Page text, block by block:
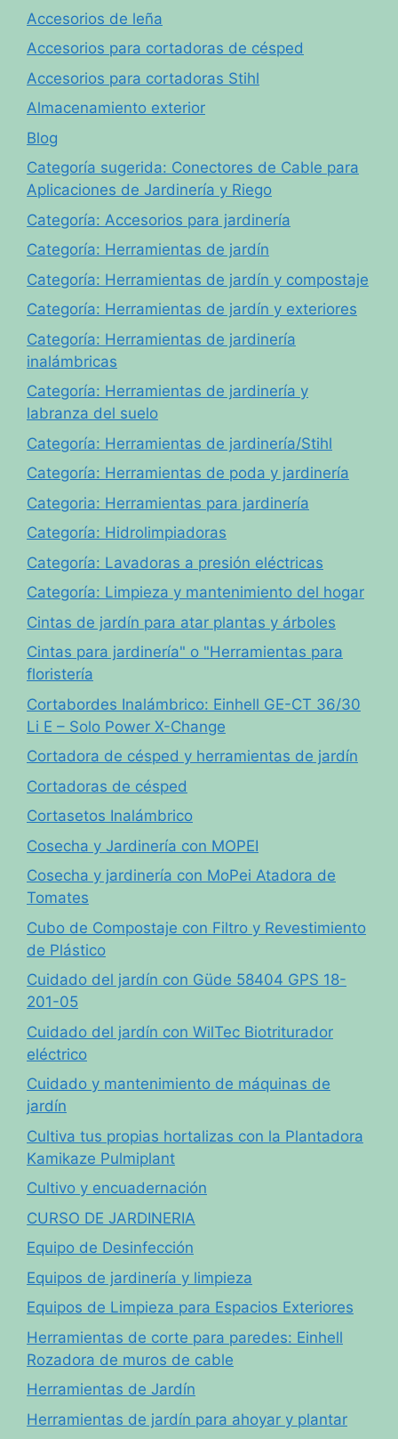
Accesorios de leña
Accesorios para cortadoras de césped
Accesorios para cortadoras Stihl
Almacenamiento exterior
Blog
Categoría sugerida: Conectores de Cable para
Aplicaciones de Jardinería y Riego
Categoría: Accesorios para jardinería
Categoría: Herramientas de jardín
Categoría: Herramientas de jardín y compostaje
Categoría: Herramientas de jardín y exteriores
Categoría: Herramientas de jardinería
inalámbricas
Categoría: Herramientas de jardinería y
labranza del suelo
Categoría: Herramientas de jardinería/Stihl
Categoría: Herramientas de poda y jardinería
Categoria: Herramientas para jardinería
Categoría: Hidrolimpiadoras
Categoría: Lavadoras a presión eléctricas
Categoría: Limpieza y mantenimiento del hogar
Cintas de jardín para atar plantas y árboles
Cintas para jardinería" o "Herramientas para
floristería
Cortabordes Inalámbrico: Einhell GE-CT 36/30
Li E – Solo Power X-Change
Cortadora de césped y herramientas de jardín
Cortadoras de césped
Cortasetos Inalámbrico
Cosecha y Jardinería con MOPEI
Cosecha y jardinería con MoPei Atadora de
Tomates
Cubo de Compostaje con Filtro y Revestimiento
de Plástico
Cuidado del jardín con Güde 58404 GPS 18-
201-05
Cuidado del jardín con WilTec Biotriturador
eléctrico
Cuidado y mantenimiento de máquinas de
jardín
Cultiva tus propias hortalizas con la Plantadora
Kamikaze Pulmiplant
Cultivo y encuadernación
CURSO DE JARDINERIA
Equipo de Desinfección
Equipos de jardinería y limpieza
Equipos de Limpieza para Espacios Exteriores
Herramientas de corte para paredes: Einhell
Rozadora de muros de cable
Herramientas de Jardín
Herramientas de jardín para ahoyar y plantar